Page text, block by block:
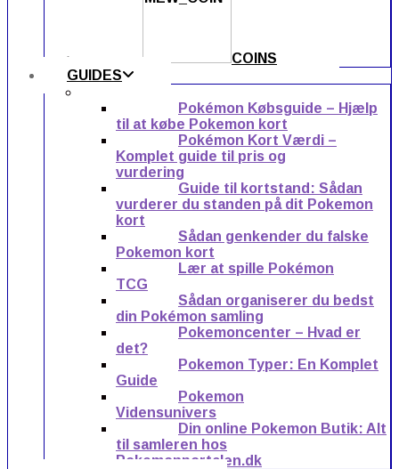
COINS
GUIDES
Pokémon Købsguide – Hjælp
til at købe Pokemon kort
Pokémon Kort Værdi –
Komplet guide til pris og
vurdering
Guide til kortstand: Sådan
vurderer du standen på dit Pokemon
kort
Sådan genkender du falske
Pokemon kort
Lær at spille Pokémon
TCG
Sådan organiserer du bedst
din Pokémon samling
Pokemoncenter – Hvad er
det?
Pokemon Typer: En Komplet
Guide
Pokemon
Vidensunivers
Din online Pokemon Butik: Alt
til samleren hos
Pokemonportalen.dk